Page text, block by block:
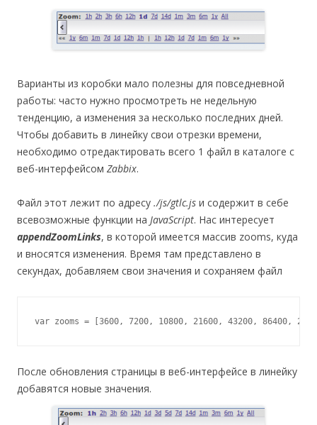
Варианты из коробки мало полезны для повседневной
работы: часто нужно просмотреть не недельную
тенденцию, а изменения за несколько последних дней.
Чтобы добавить в линейку свои отрезки времени,
необходимо отредактировать всего 1 файл в каталоге с
веб-интерфейсом Zabbix.
Файл этот лежит по адресу ./js/gtlc.js и содержит в себе
всевозможные функции на JavaScript. Нас интересует
appendZoomLinks, в которой имеется массив zooms, куда
и вносятся изменения. Время там представлено в
секундах, добавляем свои значения и сохраняем файл
var zooms = [3600, 7200, 10800, 21600, 43200, 86400,
После обновления страницы в веб-интерфейсе в линейку
добавятся новые значения.